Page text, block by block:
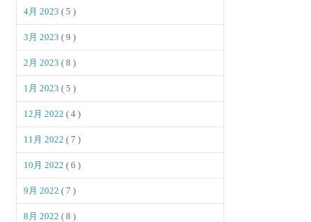
4月 2023( 5 )
3月 2023( 9 )
2月 2023( 8 )
1月 2023( 5 )
12月 2022( 4 )
11月 2022( 7 )
10月 2022( 6 )
9月 2022( 7 )
8月 2022( 8 )